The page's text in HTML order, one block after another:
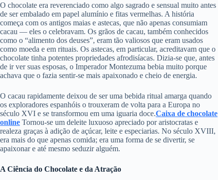
O chocolate era reverenciado como algo sagrado e sensual muito antes
de ser embalado em papel alumínio e fitas vermelhas. A história
começa com os antigos maias e astecas, que não apenas consumiam
cacau — eles o celebravam. Os grãos de cacau, também conhecidos
como o “alimento dos deuses”, eram tão valiosos que eram usados
como moeda e em rituais. Os astecas, em particular, acreditavam que o
chocolate tinha potentes propriedades afrodisíacas. Dizia-se que, antes
de ir ver suas esposas, o Imperador Montezuma bebia muito porque
achava que o fazia sentir-se mais apaixonado e cheio de energia.
O cacau rapidamente deixou de ser uma bebida ritual amarga quando
os exploradores espanhóis o trouxeram de volta para a Europa no
século XVI e se transformou em uma iguaria doce.Caixa de chocolate
online Tornou-se um deleite luxuoso apreciado por aristocratas e
realeza graças à adição de açúcar, leite e especiarias. No século XVIII,
era mais do que apenas comida; era uma forma de se divertir, se
apaixonar e até mesmo seduzir alguém.
A Ciência do Chocolate e da Atração